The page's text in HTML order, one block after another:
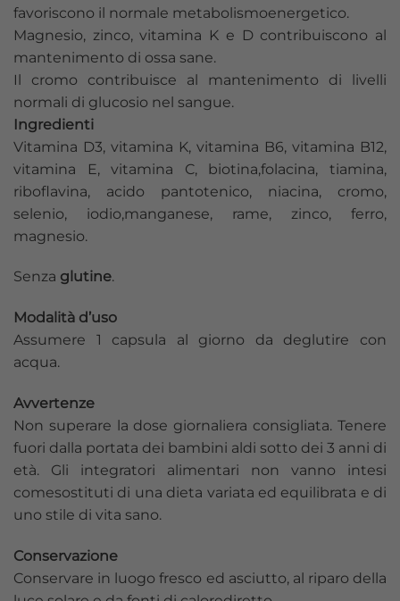
favoriscono il normale metabolismoenergetico.
Magnesio, zinco, vitamina K e D contribuiscono al
mantenimento di ossa sane.
Il cromo contribuisce al mantenimento di livelli
normali di glucosio nel sangue.
Ingredienti
Vitamina D3, vitamina K, vitamina B6, vitamina B12,
vitamina E, vitamina C, biotina,folacina, tiamina,
riboflavina, acido pantotenico, niacina, cromo,
selenio, iodio,manganese, rame, zinco, ferro,
magnesio.
Senza glutine.
Modalità d’uso
Assumere 1 capsula al giorno da deglutire con
acqua.
Avvertenze
Non superare la dose giornaliera consigliata. Tenere
fuori dalla portata dei bambini aldi sotto dei 3 anni di
età. Gli integratori alimentari non vanno intesi
comesostituti di una dieta variata ed equilibrata e di
uno stile di vita sano.
Conservazione
Conservare in luogo fresco ed asciutto, al riparo della